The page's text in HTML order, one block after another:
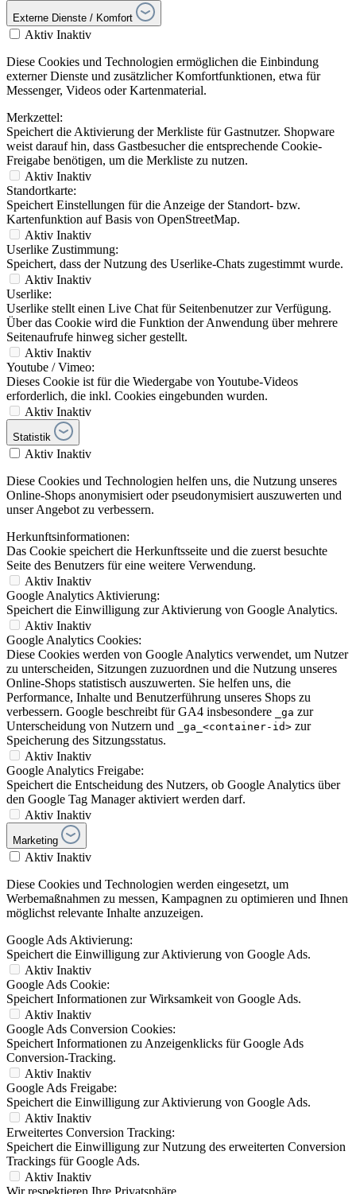
Externe Dienste / Komfort
Aktiv Inaktiv
Diese Cookies und Technologien ermöglichen die Einbindung
externer Dienste und zusätzlicher Komfortfunktionen, etwa für
Messenger, Videos oder Kartenmaterial.
Merkzettel:
Speichert die Aktivierung der Merkliste für Gastnutzer. Shopware
weist darauf hin, dass Gastbesucher die entsprechende Cookie-
Freigabe benötigen, um die Merkliste zu nutzen.
Aktiv Inaktiv
Standortkarte:
Speichert Einstellungen für die Anzeige der Standort- bzw.
Kartenfunktion auf Basis von OpenStreetMap.
Aktiv Inaktiv
Userlike Zustimmung:
Speichert, dass der Nutzung des Userlike-Chats zugestimmt wurde.
Aktiv Inaktiv
Userlike:
Userlike stellt einen Live Chat für Seitenbenutzer zur Verfügung.
Über das Cookie wird die Funktion der Anwendung über mehrere
Seitenaufrufe hinweg sicher gestellt.
Aktiv Inaktiv
Youtube / Vimeo:
Dieses Cookie ist für die Wiedergabe von Youtube-Videos
erforderlich, die inkl. Cookies eingebunden wurden.
Aktiv Inaktiv
Statistik
Aktiv Inaktiv
Diese Cookies und Technologien helfen uns, die Nutzung unseres
Online-Shops anonymisiert oder pseudonymisiert auszuwerten und
unser Angebot zu verbessern.
Herkunftsinformationen:
Das Cookie speichert die Herkunftsseite und die zuerst besuchte
Seite des Benutzers für eine weitere Verwendung.
Aktiv Inaktiv
Google Analytics Aktivierung:
Speichert die Einwilligung zur Aktivierung von Google Analytics.
Aktiv Inaktiv
Google Analytics Cookies:
Diese Cookies werden von Google Analytics verwendet, um Nutzer
zu unterscheiden, Sitzungen zuzuordnen und die Nutzung unseres
Online-Shops statistisch auszuwerten. Sie helfen uns, die
Performance, Inhalte und Benutzerführung unseres Shops zu
verbessern. Google beschreibt für GA4 insbesondere
_ga zur
Unterscheidung von Nutzern und
_ga_<container-id> zur
Speicherung des Sitzungsstatus.
Aktiv Inaktiv
Google Analytics Freigabe:
Speichert die Entscheidung des Nutzers, ob Google Analytics über
den Google Tag Manager aktiviert werden darf.
Aktiv Inaktiv
Marketing
Aktiv Inaktiv
Diese Cookies und Technologien werden eingesetzt, um
Werbemaßnahmen zu messen, Kampagnen zu optimieren und Ihnen
möglichst relevante Inhalte anzuzeigen.
Google Ads Aktivierung:
Speichert die Einwilligung zur Aktivierung von Google Ads.
Aktiv Inaktiv
Google Ads Cookie:
Speichert Informationen zur Wirksamkeit von Google Ads.
Aktiv Inaktiv
Google Ads Conversion Cookies:
Speichert Informationen zu Anzeigenklicks für Google Ads
Conversion-Tracking.
Aktiv Inaktiv
Google Ads Freigabe:
Speichert die Einwilligung zur Aktivierung von Google Ads.
Aktiv Inaktiv
Erweitertes Conversion Tracking:
Speichert die Einwilligung zur Nutzung des erweiterten Conversion
Trackings für Google Ads.
Aktiv Inaktiv
Wir respektieren Ihre Privatsphäre